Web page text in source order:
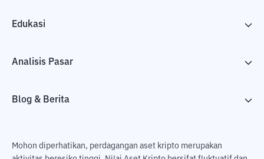
Edukasi
Analisis Pasar
Blog & Berita
Mohon diperhatikan, perdagangan aset kripto merupakan